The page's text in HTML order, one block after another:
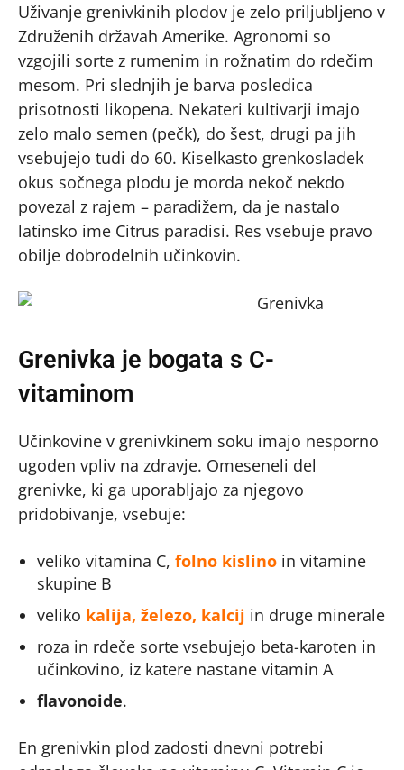
Uživanje grenivkinih plodov je zelo priljubljeno v
Združenih državah Amerike. Agronomi so
vzgojili sorte z rumenim in rožnatim do rdečim
mesom. Pri slednjih je barva posledica
prisotnosti likopena. Nekateri kultivarji imajo
zelo malo semen (pečk), do šest, drugi pa jih
vsebujejo tudi do 60. Kiselkasto grenkosladek
okus sočnega plodu je morda nekoč nekdo
povezal z rajem – paradižem, da je nastalo
latinsko ime Citrus paradisi. Res vsebuje pravo
obilje dobrodelnih učinkovin.
Grenivka je bogata s C-
vitaminom
Učinkovine v grenivkinem soku imajo nesporno
ugoden vpliv na zdravje. Omeseneli del
grenivke, ki ga uporabljajo za njegovo
pridobivanje, vsebuje:
veliko vitamina C, folno kislino in vitamine
skupine B
veliko kalija, železo, kalcij in druge minerale
roza in rdeče sorte vsebujejo beta-karoten in
učinkovino, iz katere nastane vitamin A
flavonoide.
En grenivkin plod zadosti dnevni potrebi